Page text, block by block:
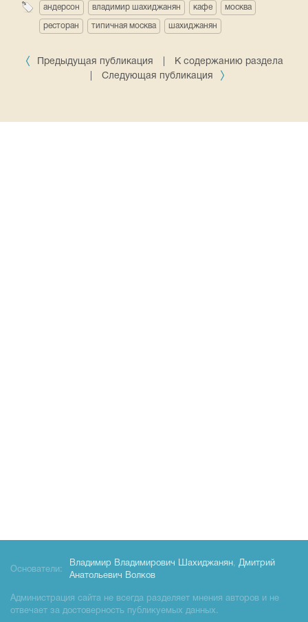
андерсон владимир шахиджанян кафе москва
ресторан типичная москва шахиджанян
Предыдущая публикация
К содержанию раздела
Следующая публикация
Основатели:
Владимир Владимирович Шахиджанян, Дмитрий
Анатольевич Волков
Администрация сайта не всегда разделяет мнения авторов и не
отвечает за достоверность публикуемых данных.